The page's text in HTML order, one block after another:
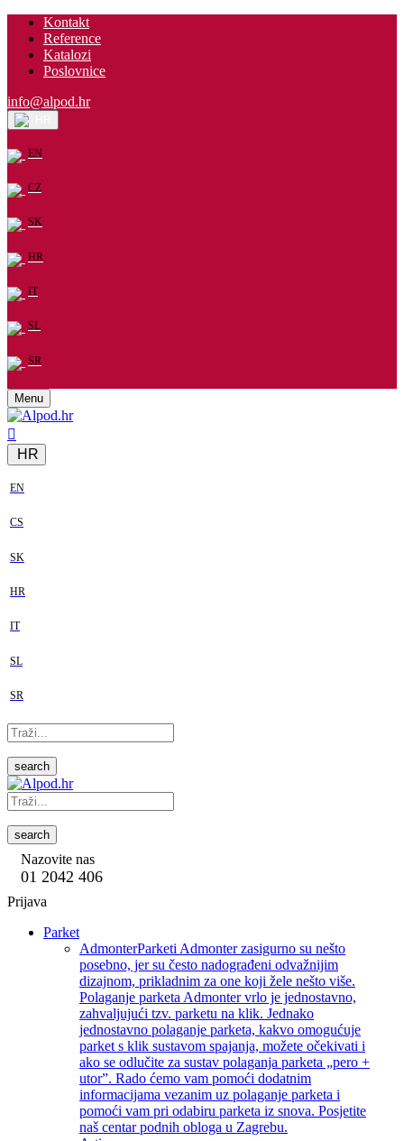
Kontakt
Reference
Katalozi
Poslovnice
info@alpod.hr
EN
CZ
SK
HR
IT
SL
SR
Menu
HR
EN
CS
SK
HR
IT
SL
SR
search
search
Nazovite nas
01 2042 406
Prijava
Parket
AdmonterParketi Admonter zasigurno su nešto
posebno, jer su često nadograđeni odvažnijim
dizajnom, prikladnim za one koji žele nešto više.
Polaganje parketa Admonter vrlo je jednostavno,
zahvaljujući tzv. parketu na klik. Jednako
jednostavno polaganje parketa, kakvo omogućuje
parket s klik sustavom spajanja, možete očekivati i
ako se odlučite za sustav polaganja parketa „pero +
utor”. Rado ćemo vam pomoći dodatnim
informacijama vezanim uz polaganje parketa i
pomoći vam pri odabiru parketa iz snova. Posjetite
naš centar podnih obloga u Zagrebu.